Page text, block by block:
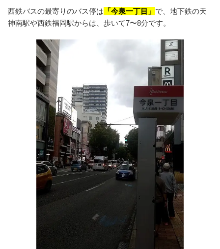
西鉄バスの最寄りのバス停は 「今泉一丁目」 で、地下鉄の天
神南駅や西鉄福岡駅からは、歩いて7〜8分です。